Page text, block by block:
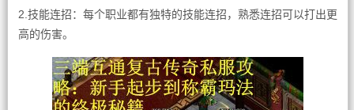
2.技能连招：每个职业都有独特的技能连招，熟悉连招可以打出更
高的伤害。